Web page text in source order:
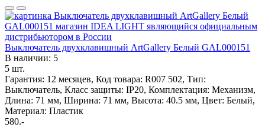
Выключатель двухклавишный ArtGallery Белый GAL000151
В наличии: 5
5 шт.
Гарантия: 12 месяцев, Код товара: R007 502, Тип:
Выключатель, Класс защиты: IP20, Комплектация: Механизм,
Длина: 71 мм, Ширина: 71 мм, Высота: 40.5 мм, Цвет: Белый,
Материал: Пластик
580.-